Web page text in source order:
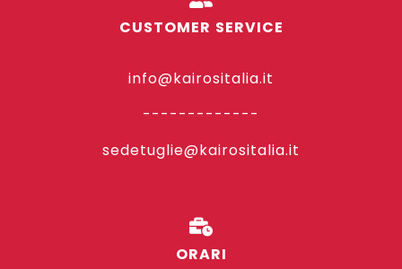
CUSTOMER SERVICE
info@kairositalia.it
-------------
sedetuglie@kairositalia.it
ORARI